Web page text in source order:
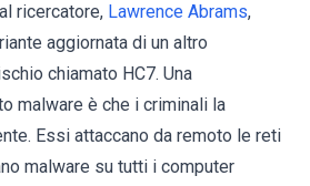
ricercatore, Lawrence Abrams,
aggiornata di un altro
chiamato HC7. Una
malware è che i criminali la
Essi attaccano da remoto le reti
malware su tutti i computer